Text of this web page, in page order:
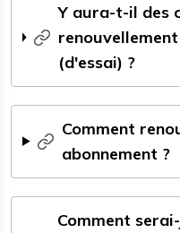
Y aura-t-il des
(d'essai) ?
Comment
abonnement ?
Comment